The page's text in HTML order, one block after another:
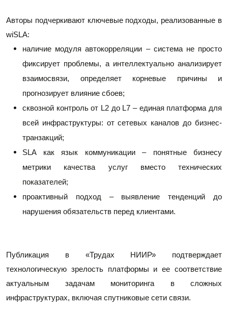
Авторы подчеркивают ключевые подходы, реализованные в
wiSLA:
наличие модуля автокорреляции – система не просто
фиксирует проблемы, а интеллектуально анализирует
взаимосвязи, определяет корневые причины и
прогнозирует влияние сбоев;
сквозной контроль от L2 до L7 – единая платформа для
всей инфраструктуры: от сетевых каналов до бизнес-
транзакций;
SLA как язык коммуникации – понятные бизнесу
метрики качества услуг вместо технических
показателей;
проактивный подход – выявление тенденций до
нарушения обязательств перед клиентами.
Публикация в «Трудах НИИР» подтверждает
технологическую зрелость платформы и ее соответствие
актуальным задачам мониторинга в сложных
инфраструктурах, включая спутниковые сети связи.